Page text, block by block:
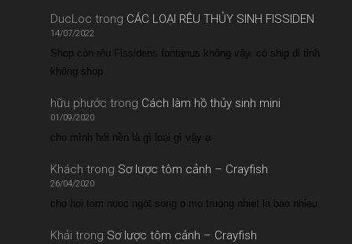
DucLoc trong CÁC LOẠI RÊU THỦY SINH FISSIDEN
14/07/2022
Shop còn rêu Fissidens fontanus không vậy. có ship đi tỉnh
không shop
hữu phước trong Cách làm hồ thủy sinh mini
01/09/2020
cho mình hỏi nền là gì loại gì vậy ạ
Khách trong Sơ lược tôm cảnh – Crayfish
26/04/2020
cho hoi tom nuoc ngot song o mo truong nhiet la bao nhieu
Khải trong Sơ lược tôm cảnh – Crayfish